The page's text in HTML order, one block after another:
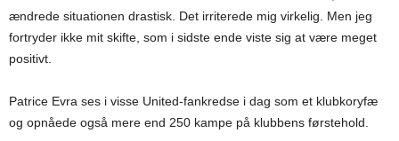
ændrede situationen drastisk. Det irriterede mig virkelig. Men jeg
fortryder ikke mit skifte, som i sidste ende viste sig at være meget
positivt.
Patrice Evra ses i visse United-fankredse i dag som et klubkoryfæ
og opnåede også mere end 250 kampe på klubbens førstehold.